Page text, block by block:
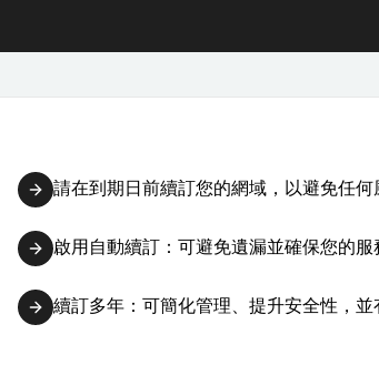
請在到期日前續訂您的網域，以避免任何
啟用自動續訂：可避免遺漏並確保您的服
續訂多年：可簡化管理、提升安全性，並